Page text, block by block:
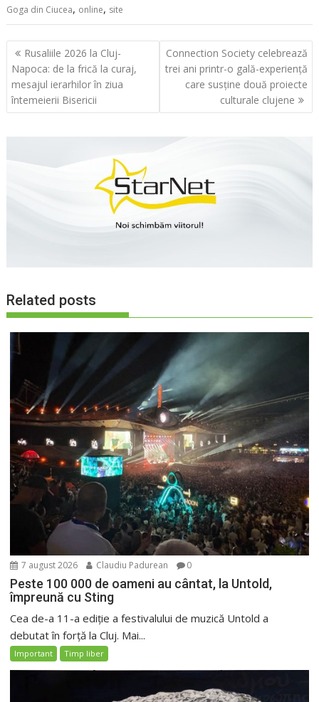
Goga din Ciucea, online, site
Navigare
în
articole
Rusaliile 2026 la Cluj-
Napoca: de la frică la curaj,
mesajul ierarhilor în ziua
întemeierii Bisericii
Connection Society celebrează
trei ani printr-o gală-experiență
care susține două proiecte
culturale clujene
Related posts
7 august 2026 Claudiu Padurean 0
Peste 100 000 de oameni au cântat, la Untold,
împreună cu Sting
Cea de-a 11-a ediție a festivalului de muzică Untold a
debutat în forță la Cluj. Mai...
Important Timp liber